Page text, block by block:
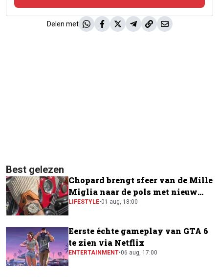
Delen met
Best gelezen
Chopard brengt sfeer van de Mille
Miglia naar de pols met nieuw
horloge
LIFESTYLE•01 aug, 18:00
Eerste échte gameplay van GTA 6
te zien via Netflix
ENTERTAINMENT•06 aug, 17:00